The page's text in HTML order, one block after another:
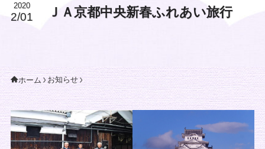
ＪＡ京都中央新春ふれあい旅行
2020
2/01
ホーム お知らせ